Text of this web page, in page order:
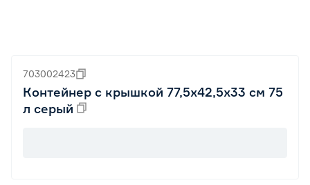
703002423
Контейнер с крышкой 77,5х42,5х33 см 75
л серый